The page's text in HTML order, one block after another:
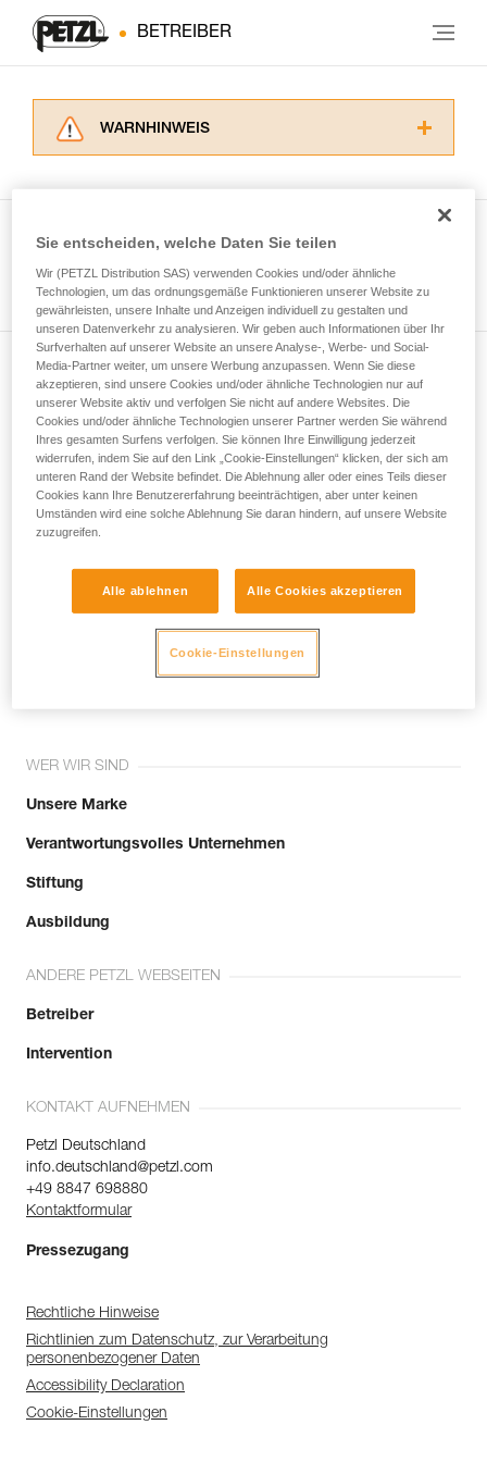
BETREIBER
WARNHINWEIS
ziehen. Um diese Zusatzinformationen
der Gebrauchsanweisung enthaltenen
Informationen richtig verstanden haben.
Die Beherrschung dieser Techniken setzt eine
entsprechende Ausbildung und ein spezielles
Training voraus. Prüfen Sie zusammen mit
einem Profi, ob Sie in der Lage sind, den
Vorgang alleine sicher zu wiederholen, bevor
Sie ihn eigenständig durchführen.
Wir geben Beispiele für die mit Ihrer Aktivität
verbundenen Techniken. Möglicherweise gibt es
noch andere Techniken, die hier nicht
beschrieben werden.
Alle Techniken ansehen
Newsletter abonnieren
und auf dem Laufenden bleiben
Email *
Tritt der Community bei!
WER WIR SIND
Unsere Marke
Verantwortungsvolles Unternehmen
Stiftung
Ausbildung
ANDERE PETZL WEBSEITEN
Betreiber
Intervention
KONTAKT AUFNEHMEN
Petzl Deutschland
info.deutschland@petzl.com
+49 8847 698880
Kontaktformular
Pressezugang
Rechtliche Hinweise
Richtlinien zum Datenschutz, zur Verarbeitung
personenbezogener Daten
Accessibility Declaration
Cookie-Einstellungen
Sie entscheiden, welche Daten Sie teilen
Wir (PETZL Distribution SAS) verwenden Cookies und/oder ähnliche
Technologien, um das ordnungsgemäße Funktionieren unserer Website zu
gewährleisten, unsere Inhalte und Anzeigen individuell zu gestalten und
unseren Datenverkehr zu analysieren. Wir geben auch Informationen über Ihr
Surfverhalten auf unserer Website an unsere Analyse-, Werbe- und Social-
Media-Partner weiter, um unsere Werbung anzupassen. Wenn Sie diese
akzeptieren, sind unsere Cookies und/oder ähnliche Technologien nur auf
unserer Website aktiv und verfolgen Sie nicht auf andere Websites. Die
Cookies und/oder ähnliche Technologien unserer Partner werden Sie während
Ihres gesamten Surfens verfolgen. Sie können Ihre Einwilligung jederzeit
widerrufen, indem Sie auf den Link „Cookie-Einstellungen“ klicken, der sich am
unteren Rand der Website befindet. Die Ablehnung aller oder eines Teils dieser
Cookies kann Ihre Benutzererfahrung beeinträchtigen, aber unter keinen
Umständen wird eine solche Ablehnung Sie daran hindern, auf unsere Website
zuzugreifen.
Alle ablehnen Alle Cookies akzeptieren
Cookie-Einstellungen